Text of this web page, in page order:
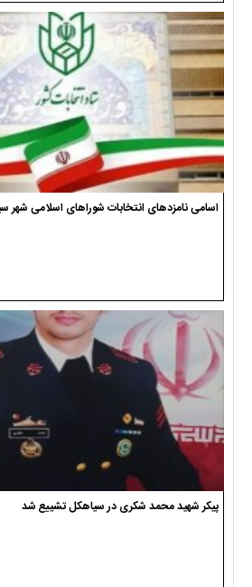
اسامی نامزدهای انتخابات شوراهای اسلامی شهر
پیکر شهید محمد شکری در سیاهکل تشییع شد